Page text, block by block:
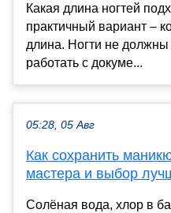
Какая длина ногтей
практичный вариант –
длина. Ногти не должны
работать с докуме...
05:28, 05 Авг
Как сохранить
мастера и выбор
Солёная вода, хлор в